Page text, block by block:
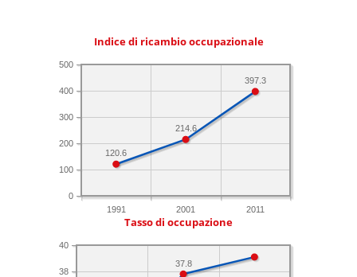
Indice di ricambio occupazionale
1991 2001 2011
0
100
200
300
400
500
397.3
214.6
120.6
Tasso di occupazione
38
40
37.8